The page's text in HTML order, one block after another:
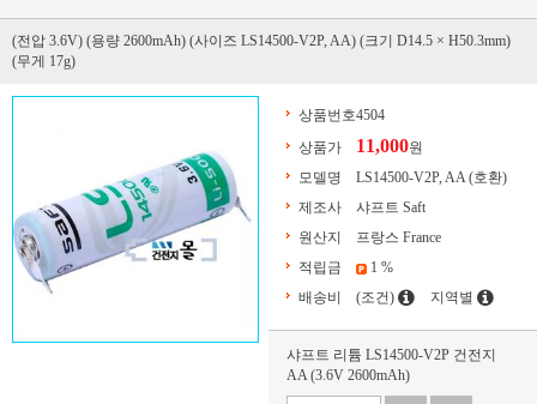
(전압 3.6V) (용량 2600mAh) (사이즈 LS14500-V2P, AA) (크기 D14.5 × H50.3mm)
(무게 17g)
상품번호4504
상품가
11,000원
모델명
LS14500-V2P, AA (호환)
제조사
샤프트 Saft
원산지
프랑스 France
적립금
1 %
배송비
(조건) 지역별
샤프트 리튬 LS14500-V2P 건전지
AA (3.6V 2600mAh)